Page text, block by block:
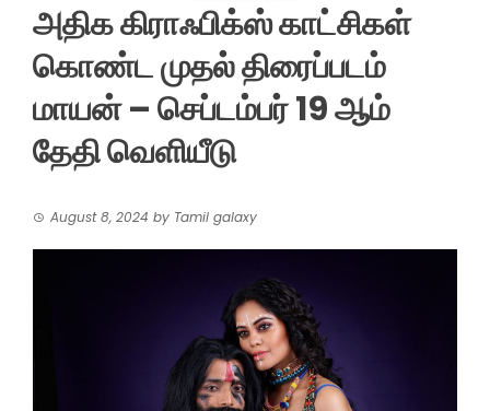
அதிக கிராஃபிக்ஸ் காட்சிகள்
கொண்ட முதல் திரைப்படம்
மாயன் – செப்டம்பர் 19 ஆம்
தேதி வெளியீடு
August 8, 2024 by Tamil galaxy